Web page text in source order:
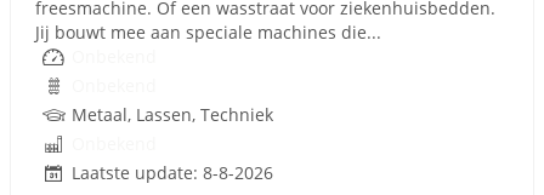
freesmachine. Of een wasstraat voor ziekenhuisbedden.
Jij bouwt mee aan speciale machines die...
Metaal, Lassen, Techniek
Laatste update: 8-8-2026